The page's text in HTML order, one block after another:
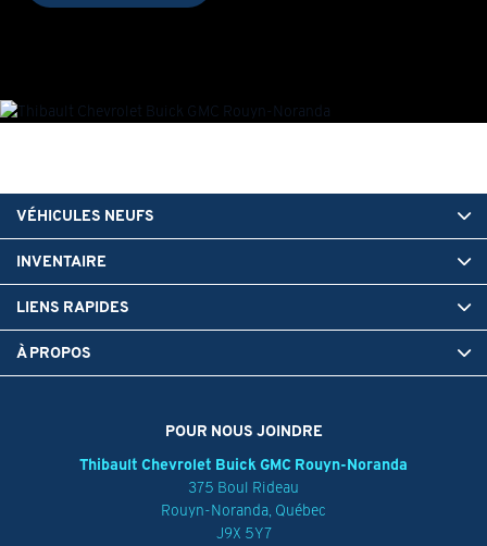
POUR NOUS JOINDRE
Thibault Chevrolet Buick GMC Rouyn-Noranda
375 Boul Rideau
Rouyn-Noranda, Québec
J9X 5Y7
VÉHICULES NEUFS
INVENTAIRE
LIENS RAPIDES
À PROPOS